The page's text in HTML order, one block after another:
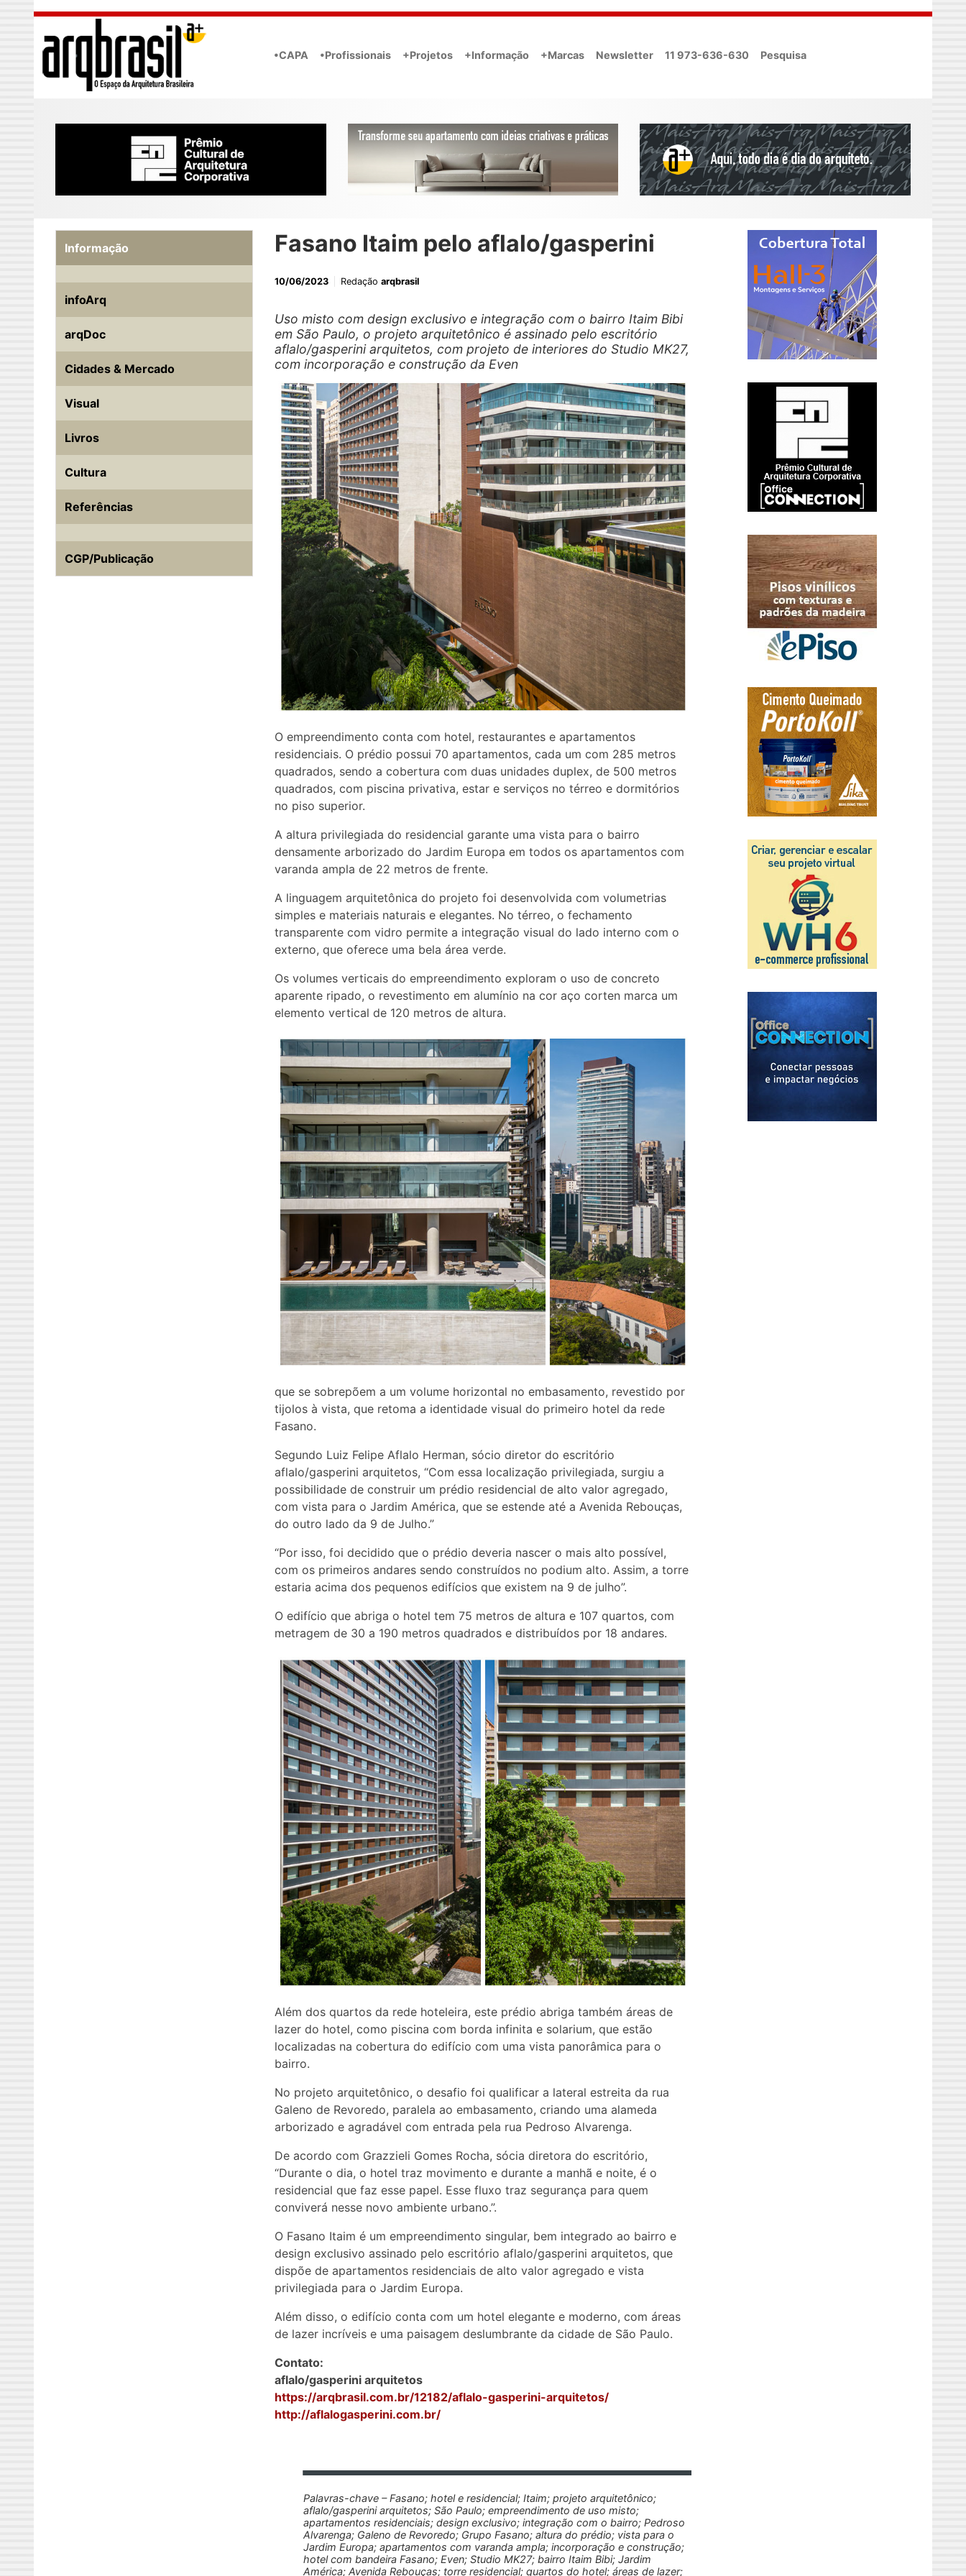
Skip to main content
•CAPA •Profissionais +Projetos +Informação +Marcas Newsletter 11 973-636-630 Pesquisa
Fasano Itaim pelo aflalo/gasperini
10/06/2023 Redação arqbrasil
Uso misto com design exclusivo e integração com o bairro Itaim Bibi
em São Paulo, o projeto arquitetônico é assinado pelo escritório
aflalo/gasperini arquitetos, com projeto de interiores do Studio MK27,
com incorporação e construção da Even
O empreendimento conta com hotel, restaurantes e apartamentos
residenciais. O prédio possui 70 apartamentos, cada um com 285 metros
quadrados, sendo a cobertura com duas unidades duplex, de 500 metros
quadrados, com piscina privativa, estar e serviços no térreo e dormitórios
no piso superior.
A altura privilegiada do residencial garante uma vista para o bairro
densamente arborizado do Jardim Europa em todos os apartamentos com
varanda ampla de 22 metros de frente.
A linguagem arquitetônica do projeto foi desenvolvida com volumetrias
simples e materiais naturais e elegantes. No térreo, o fechamento
transparente com vidro permite a integração visual do lado interno com o
externo, que oferece uma bela área verde.
Os volumes verticais do empreendimento exploram o uso de concreto
aparente ripado, o revestimento em alumínio na cor aço corten marca um
elemento vertical de 120 metros de altura.
que se sobrepõem a um volume horizontal no embasamento, revestido por
tijolos à vista, que retoma a identidade visual do primeiro hotel da rede
Fasano.
Segundo Luiz Felipe Aflalo Herman, sócio diretor do escritório
aflalo/gasperini arquitetos, “Com essa localização privilegiada, surgiu a
possibilidade de construir um prédio residencial de alto valor agregado,
com vista para o Jardim América, que se estende até a Avenida Rebouças,
do outro lado da 9 de Julho.”
“Por isso, foi decidido que o prédio deveria nascer o mais alto possível,
com os primeiros andares sendo construídos no podium alto. Assim, a torre
estaria acima dos pequenos edifícios que existem na 9 de julho”.
O edifício que abriga o hotel tem 75 metros de altura e 107 quartos, com
metragem de 30 a 190 metros quadrados e distribuídos por 18 andares.
Além dos quartos da rede hoteleira, este prédio abriga também áreas de
lazer do hotel, como piscina com borda infinita e solarium, que estão
localizadas na cobertura do edifício com uma vista panorâmica para o
bairro.
No projeto arquitetônico, o desafio foi qualificar a lateral estreita da rua
Galeno de Revoredo, paralela ao embasamento, criando uma alameda
arborizado e agradável com entrada pela rua Pedroso Alvarenga.
De acordo com Grazzieli Gomes Rocha, sócia diretora do escritório,
“Durante o dia, o hotel traz movimento e durante a manhã e noite, é o
residencial que faz esse papel. Esse fluxo traz segurança para quem
conviverá nesse novo ambiente urbano.”.
O Fasano Itaim é um empreendimento singular, bem integrado ao bairro e
design exclusivo assinado pelo escritório aflalo/gasperini arquitetos, que
dispõe de apartamentos residenciais de alto valor agregado e vista
privilegiada para o Jardim Europa.
Além disso, o edifício conta com um hotel elegante e moderno, com áreas
de lazer incríveis e uma paisagem deslumbrante da cidade de São Paulo.
Contato:
aflalo/gasperini arquitetos
https://arqbrasil.com.br/12182/aflalo-gasperini-arquitetos/
http://aflalogasperini.com.br/
Palavras-chave – Fasano; hotel e residencial; Itaim; projeto arquitetônico;
aflalo/gasperini arquitetos; São Paulo; empreendimento de uso misto;
apartamentos residenciais; design exclusivo; integração com o bairro; Pedroso
Alvarenga; Galeno de Revoredo; Grupo Fasano; altura do prédio; vista para o
Jardim Europa; apartamentos com varanda ampla; incorporação e construção;
hotel com bandeira Fasano; Even; Studio MK27; bairro Itaim Bibi; Jardim
América; Avenida Rebouças; torre residencial; quartos do hotel; áreas de lazer;
Informação
infoArq
arqDoc
Cidades & Mercado
Visual
Livros
Cultura
Referências
CGP/Publicação